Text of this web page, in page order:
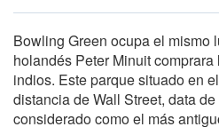
Bowling Green ocupa el mismo
holandés Peter Minuit
indios. Este parque situado en
distancia de Wall Street, data
considerado como el más